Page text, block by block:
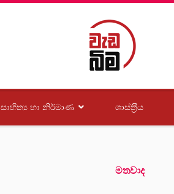
සාහිත්‍ය හා නිර්මාණ ශාස්ත‍්‍රීය
මතවාද